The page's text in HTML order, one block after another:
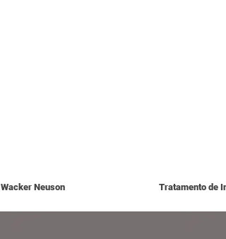
Wacker Neuson Tratamento de